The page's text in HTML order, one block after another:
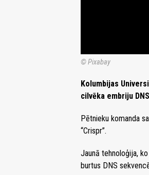
© Pixabay
Kolumbijas
cilvēka embriju
Pētnieku komanda
“Crispr”.
Jaunā tehnoloģija, ko
burtus DNS